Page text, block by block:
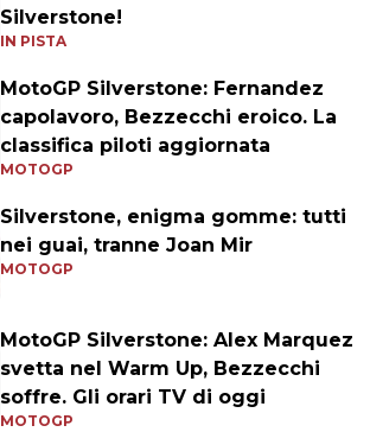
Silverstone!
IN PISTA
MotoGP Silverstone: Fernandez
capolavoro, Bezzecchi eroico. La
classifica piloti aggiornata
MOTOGP
Silverstone, enigma gomme: tutti
nei guai, tranne Joan Mir
MOTOGP
MotoGP Silverstone: Alex Marquez
svetta nel Warm Up, Bezzecchi
soffre. Gli orari TV di oggi
MOTOGP